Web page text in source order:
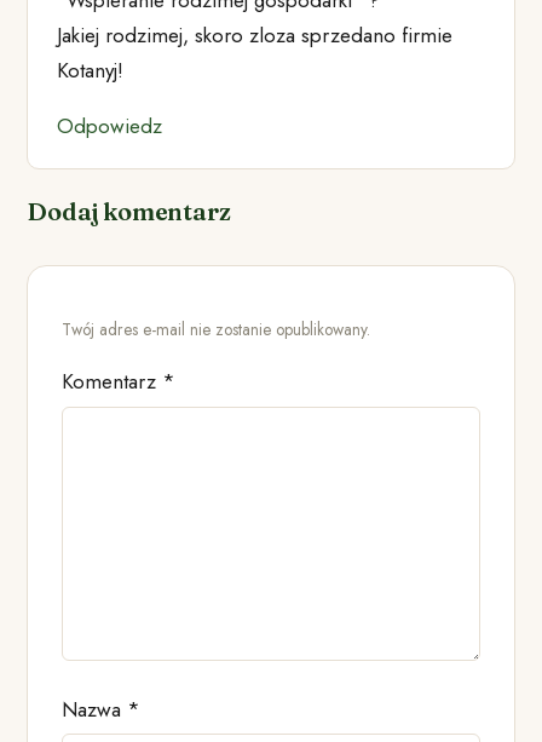
Jakiej rodzimej, skoro zloza sprzedano firmie
Kotanyj!
Odpowiedz
Dodaj komentarz
Twój adres e-mail nie zostanie opublikowany.
Komentarz *
Nazwa *